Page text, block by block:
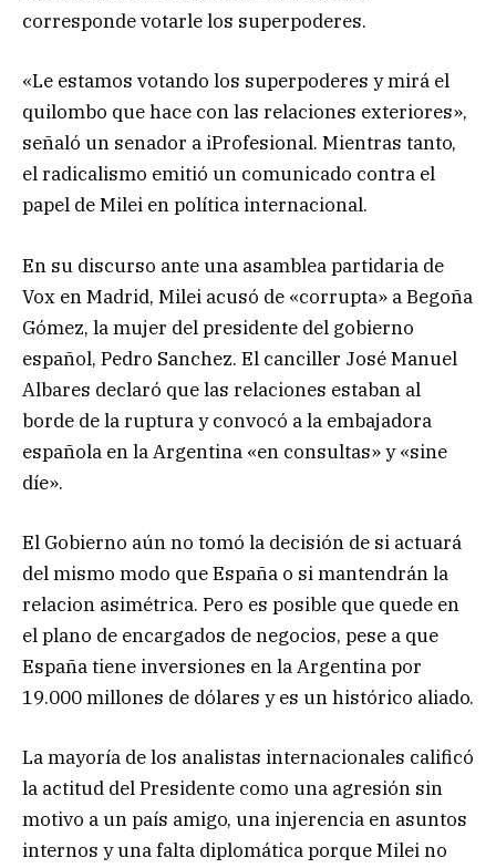
corresponde votarle los superpoderes.
«Le estamos votando los superpoderes y mirá el
quilombo que hace con las relaciones exteriores»,
señaló un senador a iProfesional. Mientras tanto,
el radicalismo emitió un comunicado contra el
papel de Milei en política internacional.
En su discurso ante una asamblea partidaria de
Vox en Madrid, Milei acusó de «corrupta» a Begoña
Gómez, la mujer del presidente del gobierno
español, Pedro Sanchez. El canciller José Manuel
Albares declaró que las relaciones estaban al
borde de la ruptura y convocó a la embajadora
española en la Argentina «en consultas» y «sine
díe».
El Gobierno aún no tomó la decisión de si actuará
del mismo modo que España o si mantendrán la
relacion asimétrica. Pero es posible que quede en
el plano de encargados de negocios, pese a que
España tiene inversiones en la Argentina por
19.000 millones de dólares y es un histórico aliado.
La mayoría de los analistas internacionales calificó
la actitud del Presidente como una agresión sin
motivo a un país amigo, una injerencia en asuntos
internos y una falta diplomática porque Milei no